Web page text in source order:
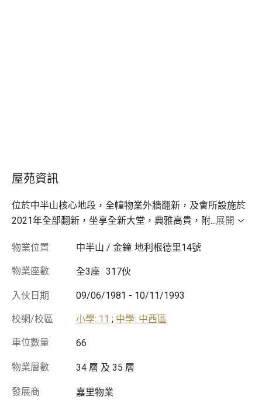
屋苑資訊
位於中半山核心地段，全幢物業外牆翻新，及會所設施於
2021年全部翻新，坐享全新大堂，典雅高貴，附...展開
物業位置 中半山 / 金鐘 地利根德里14號
物業座數 全3座 317伙
入伙日期 09/06/1981 - 10/11/1993
校網/校區 小學: 11 ; 中學: 中西區
車位數量 66
物業層數 34 層 及 35 層
發展商 嘉里物業